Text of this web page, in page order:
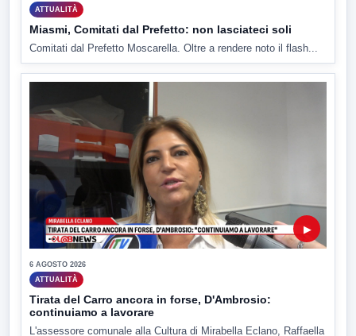
ATTUALITÀ
Miasmi, Comitati dal Prefetto: non lasciateci soli
Comitati dal Prefetto Moscarella. Oltre a rendere noto il flash...
▶
6 AGOSTO 2026
ATTUALITÀ
Tirata del Carro ancora in forse, D'Ambrosio:
continuiamo a lavorare
L'assessore comunale alla Cultura di Mirabella Eclano, Raffaella